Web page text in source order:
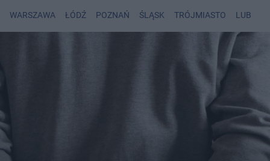
WARSZAWA ŁÓDŹ POZNAŃ ŚLĄSK TRÓJMIASTO LUBLIN